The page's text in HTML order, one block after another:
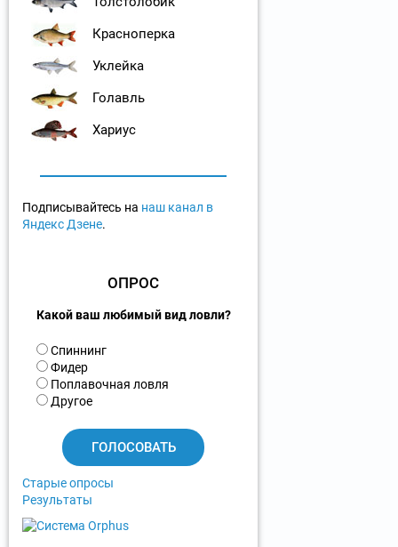
Красноперка
Уклейка
Голавль
Хариус
Подписывайтесь на наш канал в
Яндекс Дзене.
ОПРОС
Какой ваш любимый вид ловли?
В
а
р
и
Спиннинг
Фидер
Поплавочная ловля
Другое
Старые опросы
Результаты